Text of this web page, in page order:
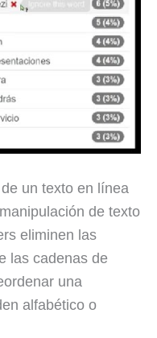
un texto en línea
de texto
eliminen las
las cadenas de
una
alfabético o